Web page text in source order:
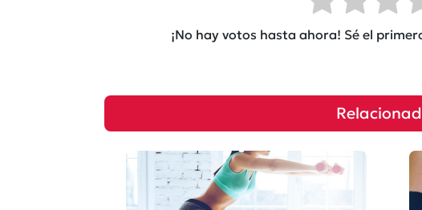
¡No hay votos hasta ahora! Sé el